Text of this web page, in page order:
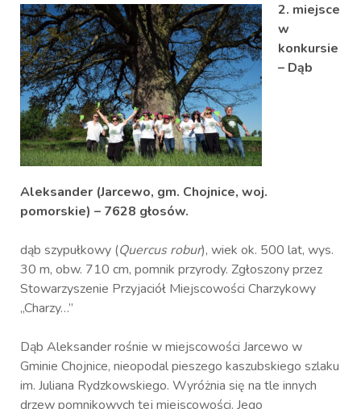
2. miejsce
w
konkursie
– Dąb
Aleksander (Jarcewo, gm. Chojnice, woj.
pomorskie) – 7628 głosów.
dąb szypułkowy (Quercus robur), wiek ok. 500 lat, wys.
30 m, obw. 710 cm, pomnik przyrody. Zgłoszony przez
Stowarzyszenie Przyjaciół Miejscowości Charzykowy
„Charzy…”
Dąb Aleksander rośnie w miejscowości Jarcewo w
Gminie Chojnice, nieopodal pieszego kaszubskiego szlaku
im. Juliana Rydzkowskiego. Wyróżnia się na tle innych
drzew pomnikowych tej miejscowości. Jego